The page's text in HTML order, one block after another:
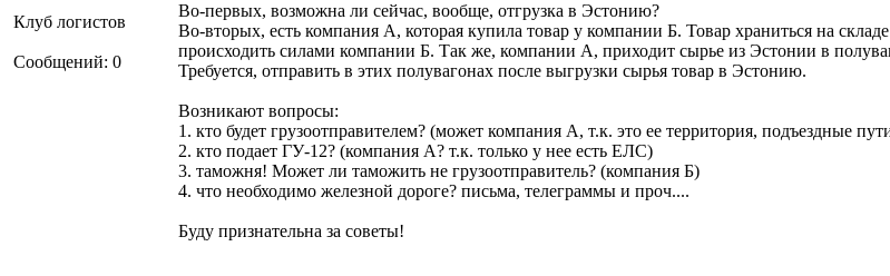
Клуб логистов
Сообщений: 0
Во-первых, возможна ли сейчас, вообще, отгрузка в Эстонию?
Во-вторых, есть компания А, которая купила товар у компании Б. Товар храниться на
происходить силами компании Б. Так же, компании А, приходит сырье из Эстонии в
Требуется, отправить в этих полувагонах после выгрузки сырья товар в Эстонию.
Возникают вопросы:
1. кто будет грузоотправителем? (может компания А, т.к. это ее территория, подъездные
2. кто подает ГУ-12? (компания А? т.к. только у нее есть ЕЛС)
3. таможня! Может ли таможить не грузоотправитель? (компания Б)
4. что необходимо железной дороге? письма, телеграммы и проч....
Буду признательна за советы!